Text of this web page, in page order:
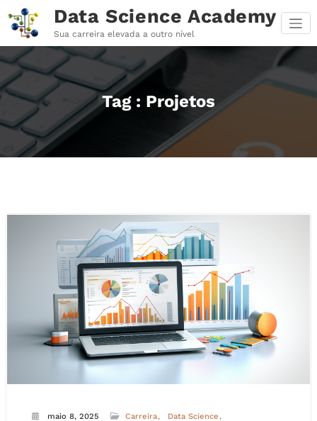
para
conteúdo
Data Science Academy
Sua carreira elevada a outro nível
Tag : Projetos
maio 8, 2025 Carreira
Data Science